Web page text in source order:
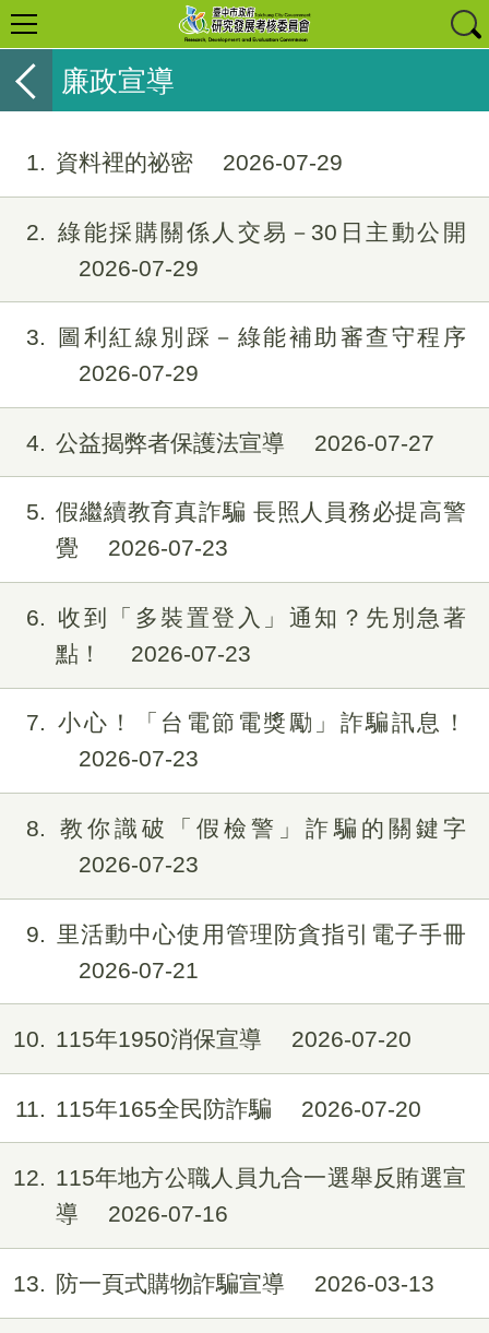
廉政宣導
1 資料裡的祕密 2026-07-29
2
綠能採購關係人交易－30日主動公開
2026-07-29
3
圖利紅線別踩－綠能補助審查守程序
2026-07-29
4 公益揭弊者保護法宣導 2026-07-27
5
假繼續教育真詐騙 長照人員務必提高警
覺
2026-07-23
6
收到「多裝置登入」通知？先別急著
點！
2026-07-23
7
小心！「台電節電獎勵」詐騙訊息！
2026-07-23
8
教你識破「假檢警」詐騙的關鍵字
2026-07-23
9
里活動中心使用管理防貪指引電子手冊
2026-07-21
10 115年1950消保宣導 2026-07-20
11 115年165全民防詐騙 2026-07-20
12
115年地方公職人員九合一選舉反賄選宣
導
2026-07-16
13 防一頁式購物詐騙宣導 2026-03-13